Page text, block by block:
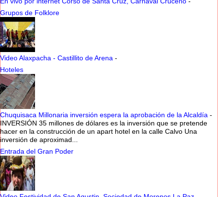
Grupos de Folklore
Video Alaxpacha - Castillito de Arena -
Hoteles
Chuquisaca Millonaria inversión espera la aprobación de la Alcaldía -
INVERSIÓN 35 millones de dólares es la inversión que se pretende
hacer en la construcción de un apart hotel en la calle Calvo Una
inversión de aproximad...
Entrada del Gran Poder